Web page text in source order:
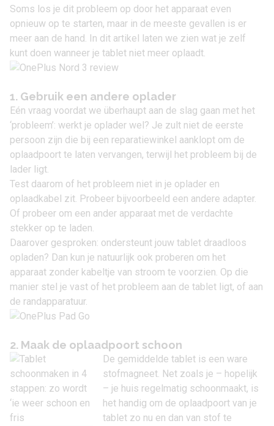
Soms los je dit probleem op door het apparaat even
opnieuw op te starten, maar in de meeste gevallen is er
meer aan de hand. In dit artikel laten we zien wat je zelf
kunt doen wanneer je tablet niet meer oplaadt.
1. Gebruik een andere oplader
Eén vraag voordat we überhaupt aan de slag gaan met het
‘probleem’: werkt je oplader wel? Je zult niet de eerste
persoon zijn die bij een reparatiewinkel aanklopt om de
oplaadpoort te laten vervangen, terwijl het probleem bij de
lader ligt.
Test daarom of het probleem niet in je oplader en
oplaadkabel zit. Probeer bijvoorbeeld een andere adapter.
Of probeer om een ander apparaat met de verdachte
stekker op te laden.
Daarover gesproken: ondersteunt jouw tablet draadloos
opladen? Dan kun je natuurlijk ook proberen om het
apparaat zonder kabeltje van stroom te voorzien. Op die
manier stel je vast of het probleem aan de tablet ligt, of aan
de randapparatuur.
2. Maak de oplaadpoort schoon
De gemiddelde tablet is een ware
stofmagneet. Net zoals je – hopelijk
– je huis regelmatig schoonmaakt, is
het handig om de oplaadpoort van je
tablet zo nu en dan van stof te